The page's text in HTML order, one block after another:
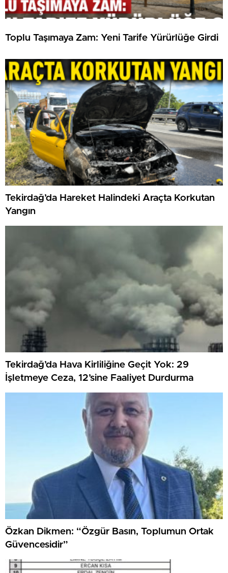
Toplu Taşımaya Zam: Yeni Tarife Yürürlüğe Girdi
Tekirdağ’da Hareket Halindeki Araçta Korkutan
Yangın
Tekirdağ’da Hava Kirliliğine Geçit Yok: 29
İşletmeye Ceza, 12’sine Faaliyet Durdurma
Özkan Dikmen: “Özgür Basın, Toplumun Ortak
Güvencesidir”